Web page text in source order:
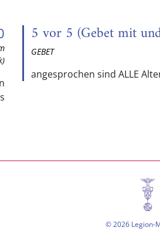
5 vor 5 (Gebet mit
GEBET
angesprochen sind ALLE
© 2026 Legion-